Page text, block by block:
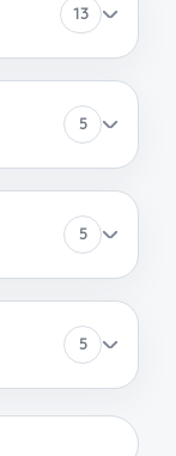
13
5
5
5